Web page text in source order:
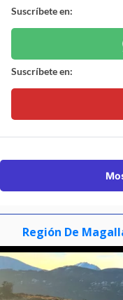
Suscríbete en:
Suscríbete en:
Región De